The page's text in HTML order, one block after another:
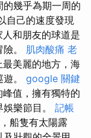
幾乎為期一周的
自己的速度發現
人和朋友的球道是
。 肌肉酸痛 老
最美麗的地方，海
。 google 關鍵
值，擁有獨特的
樂節目。 記帳
船隻有太陽露